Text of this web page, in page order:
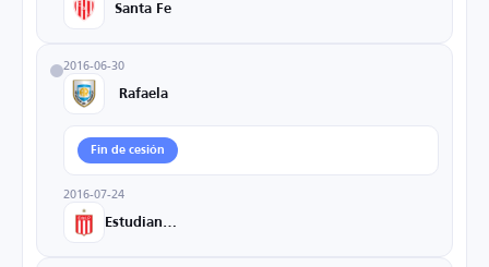
Santa Fe
2016-06-30
Rafaela
Fin de cesión
2016-07-24